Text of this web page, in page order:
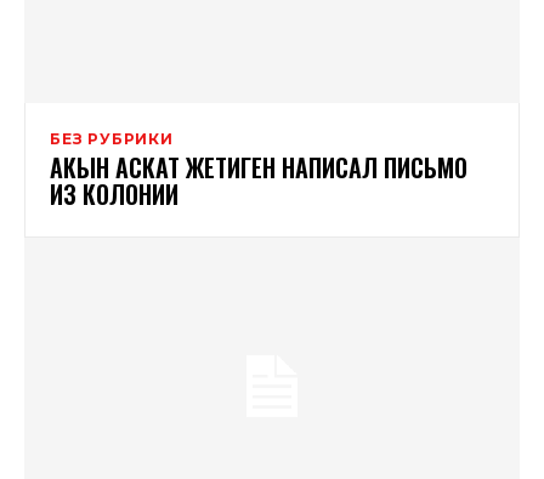
БЕЗ РУБРИКИ
АКЫН АСКАТ ЖЕТИГЕН НАПИСАЛ ПИСЬМО
ИЗ КОЛОНИИ